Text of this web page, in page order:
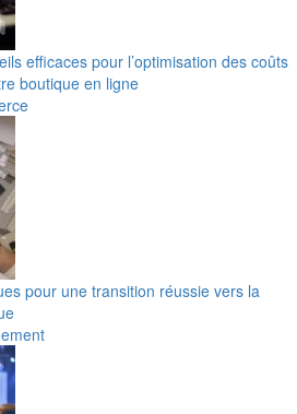
efficaces pour l’optimisation des coûts
boutique en ligne
pour une transition réussie vers la